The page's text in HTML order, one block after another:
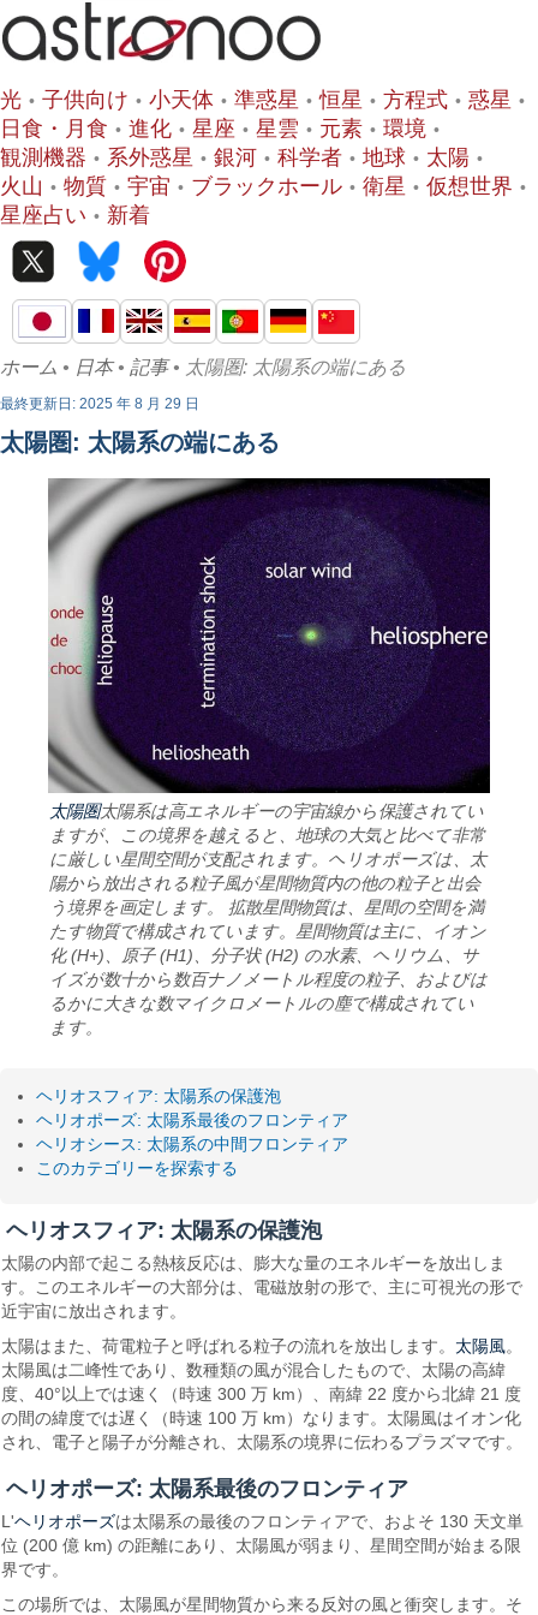
光 子供向け 小天体 準惑星 恒星 方程式
惑星
日食・月食
進化 星座 星雲 元素
環境
観測機器
系外惑星 銀河 科学者 地球
太陽
火山
物質 宇宙 ブラックホール 衛星
仮想世界
星座占い
新着
ホーム • 日本• 記事• 太陽圏: 太陽系の端にある
最終更新日: 2025 年 8 月 29 日
太陽圏: 太陽系の端にある
太陽圏太陽系は高エネルギーの宇宙線から保護されてい
ますが、この境界を越えると、地球の大気と比べて非常
に厳しい星間空間が支配されます。ヘリオポーズは、太
陽から放出される粒子風が星間物質内の他の粒子と出会
う境界を画定します。 拡散星間物質は、星間の空間を満
たす物質で構成されています。星間物質は主に、イオン
化 (H+)、原子 (H1)、分子状 (H2) の水素、ヘリウム、サ
イズが数十から数百ナノメートル程度の粒子、およびは
るかに大きな数マイクロメートルの塵で構成されてい
ます。
ヘリオスフィア: 太陽系の保護泡
ヘリオポーズ: 太陽系最後のフロンティア
ヘリオシース: 太陽系の中間フロンティア
このカテゴリーを探索する
ヘリオスフィア: 太陽系の保護泡
太陽の内部で起こる熱核反応は、膨大な量のエネルギーを放出しま
す。このエネルギーの大部分は、電磁放射の形で、主に可視光の形で
近宇宙に放出されます。
太陽はまた、荷電粒子と呼ばれる粒子の流れを放出します。 太陽風。
太陽風は二峰性であり、数種類の風が混合したもので、太陽の高緯
度、40°以上では速く（時速 300 万 km）、南緯 22 度から北緯 21 度
の間の緯度では遅く（時速 100 万 km）なります。太陽風はイオン化
され、電子と陽子が分離され、太陽系の境界に伝わるプラズマです。
ヘリオポーズ: 太陽系最後のフロンティア
L'ヘリオポーズは太陽系の最後のフロンティアで、およそ 130 天文単
位 (200 億 km) の距離にあり、太陽風が弱まり、星間空間が始まる限
界です。
この場所では、太陽風が星間物質から来る反対の風と衝突します。そ